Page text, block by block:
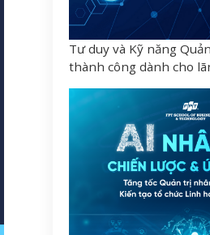
Tư duy và Kỹ năng
thành công dành cho